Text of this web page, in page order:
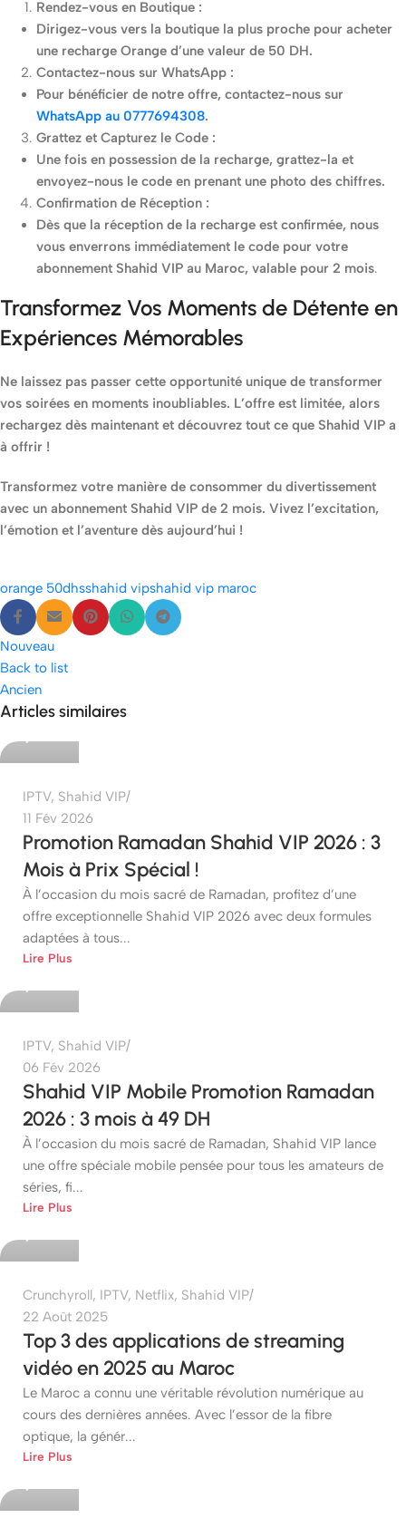
Rendez-vous en Boutique :
Dirigez-vous vers la boutique la plus proche pour acheter
une recharge Orange d’une valeur de 50 DH.
Contactez-nous sur WhatsApp :
Pour bénéficier de notre offre, contactez-nous sur
WhatsApp au 0777694308.
Grattez et Capturez le Code :
Une fois en possession de la recharge, grattez-la et
envoyez-nous le code en prenant une photo des chiffres.
Confirmation de Réception :
Dès que la réception de la recharge est confirmée, nous
vous enverrons immédiatement le code pour votre
abonnement Shahid VIP au Maroc, valable pour 2 mois.
Transformez Vos Moments de Détente en
Expériences Mémorables
Ne laissez pas passer cette opportunité unique de transformer
vos soirées en moments inoubliables. L’offre est limitée, alors
rechargez dès maintenant et découvrez tout ce que Shahid VIP a
à offrir !
Transformez votre manière de consommer du divertissement
avec un abonnement Shahid VIP de 2 mois. Vivez l’excitation,
l’émotion et l’aventure dès aujourd’hui !
orange 50dhsshahid vipshahid vip maroc
Nouveau
Back to list
Ancien
Articles similaires
etshop
IPTV, Shahid VIP
11 Fév 2026
Promotion Ramadan Shahid VIP 2026 : 3
Mois à Prix Spécial !
À l’occasion du mois sacré de Ramadan, profitez d’une
offre exceptionnelle Shahid VIP 2026 avec deux formules
adaptées à tous...
Lire Plus
etshop
IPTV, Shahid VIP
06 Fév 2026
Shahid VIP Mobile Promotion Ramadan
2026 : 3 mois à 49 DH
À l’occasion du mois sacré de Ramadan, Shahid VIP lance
une offre spéciale mobile pensée pour tous les amateurs de
séries, fi...
Lire Plus
etshop
Crunchyroll, IPTV, Netflix, Shahid VIP
22 Août 2025
Top 3 des applications de streaming
vidéo en 2025 au Maroc
Le Maroc a connu une véritable révolution numérique au
cours des dernières années. Avec l’essor de la fibre
optique, la génér...
Lire Plus
etshop